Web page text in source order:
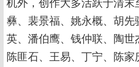
彝、裴景福、姚永概、胡
英、潘伯鹰、钱仲联、陶世
陈匪石、王易、丁宁、陈